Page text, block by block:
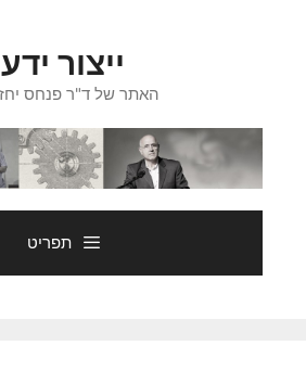
ייצור ידע
האתר של ד"ר פנחס
תפריט